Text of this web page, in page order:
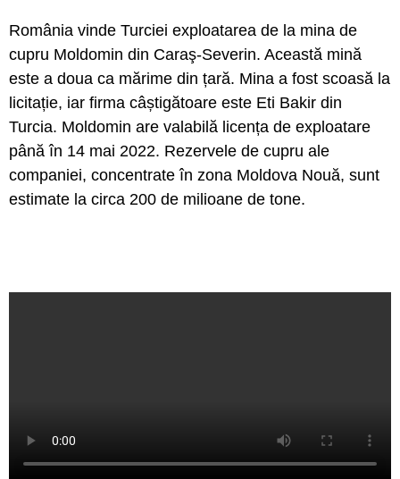
România vinde Turciei exploatarea de la mina de
cupru Moldomin din Caraş-Severin. Această mină
este a doua ca mărime din țară. Mina a fost scoasă la
licitație, iar firma câștigătoare este Eti Bakir din
Turcia. Moldomin are valabilă licența de exploatare
până în 14 mai 2022. Rezervele de cupru ale
companiei, concentrate în zona Moldova Nouă, sunt
estimate la circa 200 de milioane de tone.